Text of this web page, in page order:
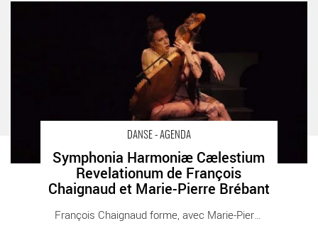
DANSE - AGENDA
Symphonia Harmoniæ Cælestium
Revelationum de François
Chaignaud et Marie-Pierre Brébant
François Chaignaud forme, avec Marie-Pierre [...]
Symphonia Harmoniæ Cælestium Revelationum de François
Chaignaud et Marie-Pierre Brébant - Critique sortie Danse
Annecy Bonlieu - Scène Nationale d'Annecy